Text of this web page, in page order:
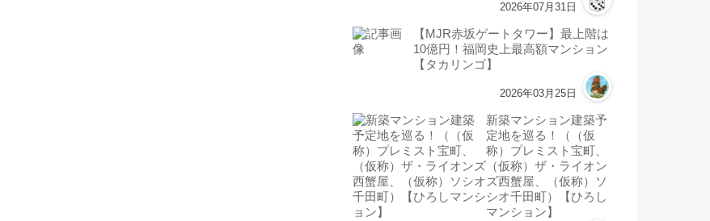
2026年07月31日
【MJR赤坂ゲートタワー】最上階は
10億円！福岡史上最高額マンション
【タカリンゴ】
2026年03月25日
新築マンション建築予
定地を巡る！（（仮
称）プレミスト宝町、
（仮称）ザ・ライオン
ズ西蟹屋、（仮称）ソ
シオ千田町）【ひろし
マンション】